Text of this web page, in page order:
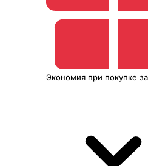
Экономия при покупке